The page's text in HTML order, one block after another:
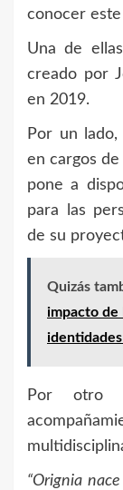
conocer
Una de
creado por
en 2019.
Por un
en cargos
pone a
para las
de su
Quizás
impacto de
Por otro
“Orignia